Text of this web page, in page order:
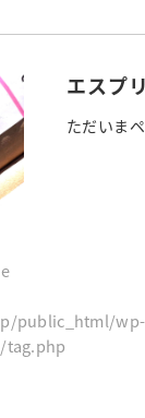
public_html/wp-
エスプ
ただいま